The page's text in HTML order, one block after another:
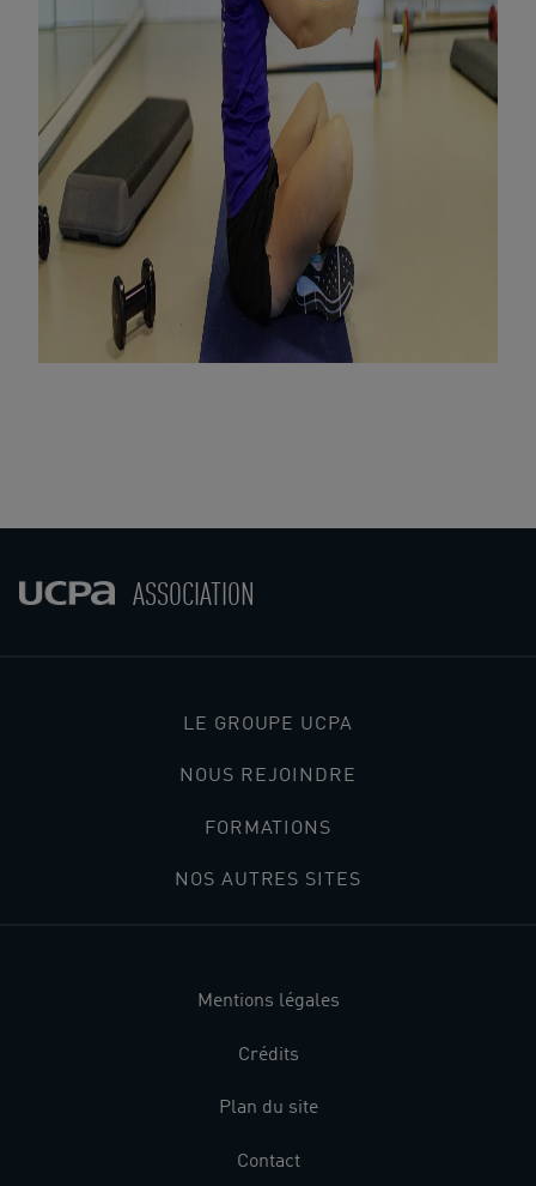
ASSOCIATION
LE GROUPE UCPA
NOUS REJOINDRE
FORMATIONS
NOS AUTRES SITES
Mentions légales
Crédits
Plan du site
Contact